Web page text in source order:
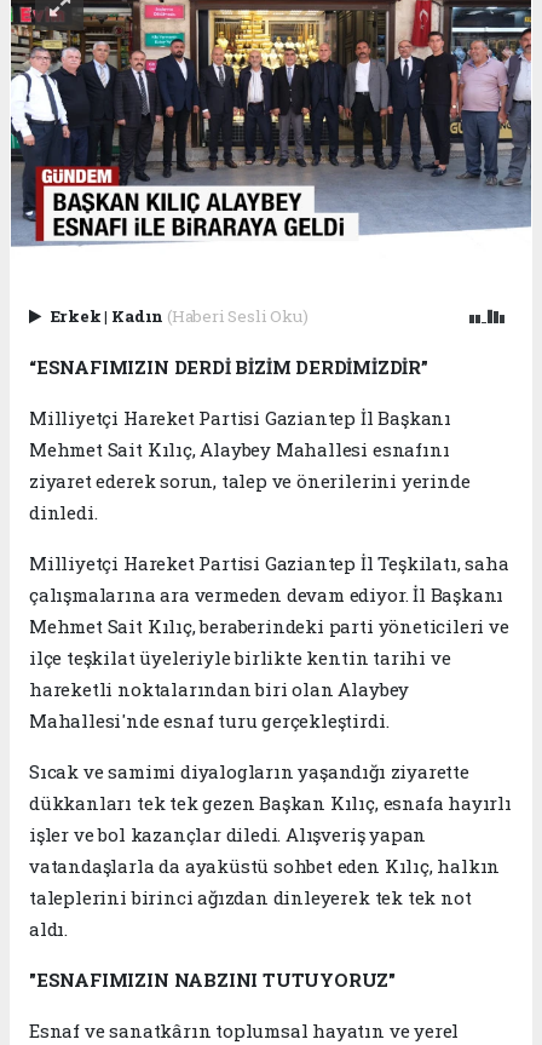
Erkek| Kadın (Haberi Sesli Oku)
“ESNAFIMIZIN DERDİ BİZİM DERDİMİZDİR”
Milliyetçi Hareket Partisi Gaziantep İl Başkanı
Mehmet Sait Kılıç, Alaybey Mahallesi esnafını
ziyaret ederek sorun, talep ve önerilerini yerinde
dinledi.
Milliyetçi Hareket Partisi Gaziantep İl Teşkilatı, saha
çalışmalarına ara vermeden devam ediyor. İl Başkanı
Mehmet Sait Kılıç, beraberindeki parti yöneticileri ve
ilçe teşkilat üyeleriyle birlikte kentin tarihi ve
hareketli noktalarından biri olan Alaybey
Mahallesi'nde esnaf turu gerçekleştirdi.
Sıcak ve samimi diyalogların yaşandığı ziyarette
dükkanları tek tek gezen Başkan Kılıç, esnafa hayırlı
işler ve bol kazançlar diledi. Alışveriş yapan
vatandaşlarla da ayaküstü sohbet eden Kılıç, halkın
taleplerini birinci ağızdan dinleyerek tek tek not
aldı.
"ESNAFIMIZIN NABZINI TUTUYORUZ"
Esnaf ve sanatkârın toplumsal hayatın ve yerel